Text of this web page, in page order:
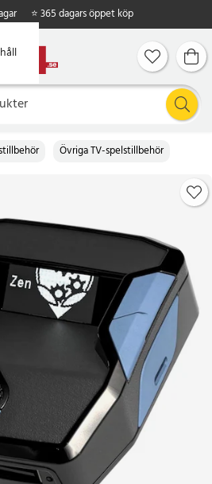
⭐ 365 dagars öppet köp
Övriga TV-spelstillbehör